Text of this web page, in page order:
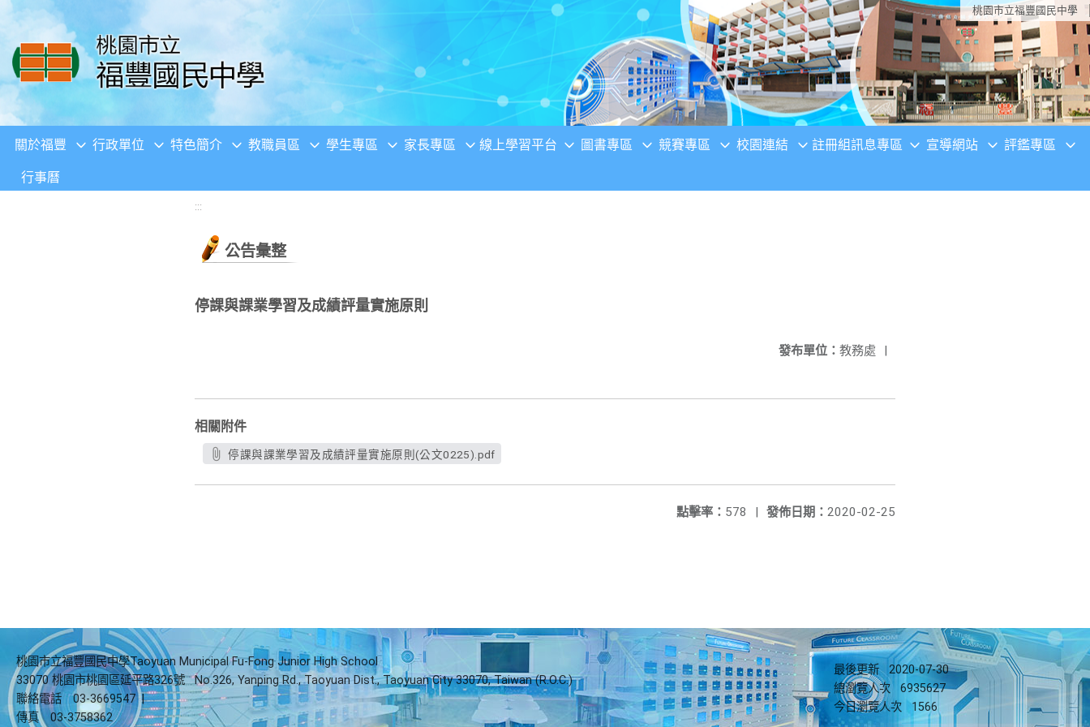
移至網頁之主要內容區位置 桃園市立福豐國民中學
關於福豐 行政單位 特色簡介 教職員區 學生專區 家長專區 線上學習平台 圖書專區 競賽專區 校園連結 註冊組訊息專區 宣導網站 評鑑專區
行事曆
:::
公告彙整
停課與課業學習及成績評量實施原則
發布單位： 教務處 |
相關附件
停課與課業學習及成績評量實施原則(公文0225).pdf
發佈日期： 2020-02-25
點擊率： 578 |
桃園市立福豐國民中學Taoyuan Municipal Fu-Fong Junior High School
33070 桃園市桃園區延平路326號
No.326, Yanping Rd., Taoyuan Dist., Taoyuan City 33070, Taiwan (R.O.C.)
聯絡電話
03-3669547 |
傳真
03-3758362
最後更新
2020-07-30
總瀏覽人次
6935627
今日瀏覽人次
1566